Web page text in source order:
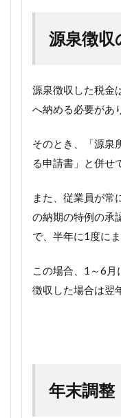
源泉徴収
源泉徴収した税金
へ納める必要があ
そのとき、「源泉
る申請書」と併せ
また、従業員が常
の納期の特例の承
で、半年に1度に
この場合、1～6
徴収した場合は翌
年末調整